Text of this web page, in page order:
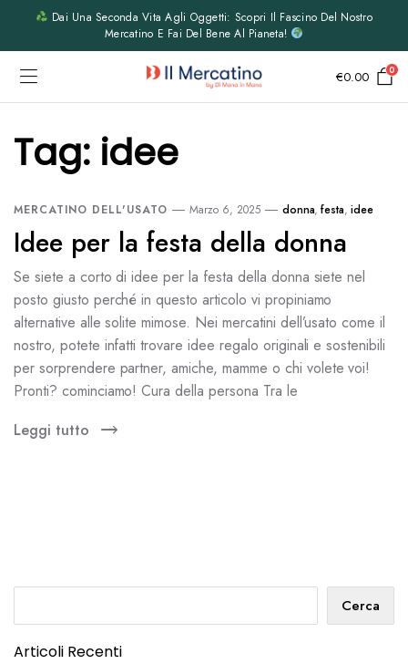
Dai Una Seconda Vita Agli Oggetti: Scopri Il Fascino Del Nostro
Mercatino E Fai Del Bene Al Pianeta!
€0.00 0
Tag: idee
MERCATINO DELL'USATO Marzo 6, 2025 donna, festa, idee
Idee per la festa della donna
Se siete a corto di idee per la festa della donna siete nel
posto giusto perché in questo articolo vi propiniamo
alternative alle solite mimose. Nei mercatini dell’usato come il
nostro, potete infatti trovare idee regalo originali e sostenibili
per sorprendere partner, amiche, mamme o chi volete voi!
Pronti? cominciamo! Cura della persona Tra le
Leggi tutto
Cerca
Articoli Recenti